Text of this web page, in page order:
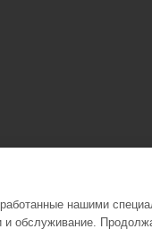
нашими
и обслуживание.